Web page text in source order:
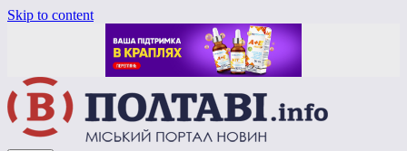
Skip to content